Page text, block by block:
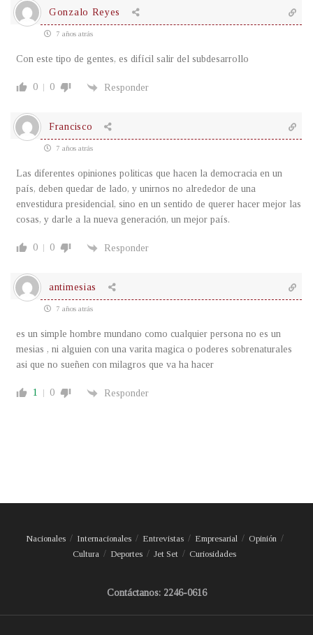
Gonzalo Reyes
7 años atrás
Con este tipo de gentes, es difícil salir del subdesarrollo
0 0 Responder
Francisco
7 años atrás
Las diferentes opiniones politicas que hacen la democracia en un
país, deben quedar de lado, y unirnos no alrededor de una
envestidura presidencial, sino en un sentido de querer hacer mejor las
cosas, y darle a la nueva generación, un mejor país.
0 0 Responder
antimesias
7 años atrás
es un simple hombre mundano como cualquier persona no es un
mesias , ni alguien con una varita magica o poderes sobrenaturales
asi que no sueñen con milagros que va ha hacer
1 0 Responder
Nacionales Internacionales Entrevistas Empresarial
Opinión
Cultura
Deportes Jet Set Curiosidades
Contáctanos: 2246-0616